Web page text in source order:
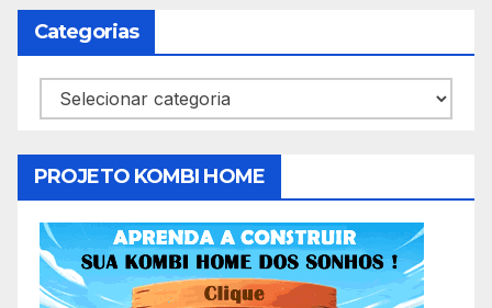
Categorias
Categorias
PROJETO KOMBI HOME